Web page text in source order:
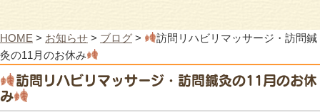
HOME > お知らせ > ブログ >
訪問リハビリマッサージ・訪問鍼
灸の11月のお休み
訪問リハビリマッサージ・訪問鍼灸の11月のお休
み